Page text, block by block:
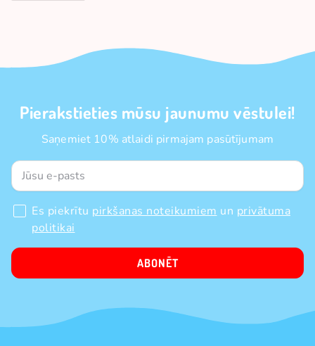
Pierakstieties mūsu jaunumu vēstulei!
Saņemiet 10% atlaidi pirmajam pasūtījumam
Es piekrītu pirkšanas noteikumiem un privātuma
politikai
ABONĒT